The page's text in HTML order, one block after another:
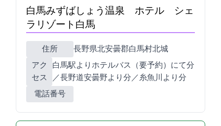
白馬みずばしょう温泉 ホテル シェ
ラリゾート白馬
住所
長野県北安曇郡白馬村北城14863-6
アク
セス
JR白馬駅よりホテルバス（要予約）にて10分
／長野道安曇野I.Cより60分／糸魚川I.Cより50分
電話番号